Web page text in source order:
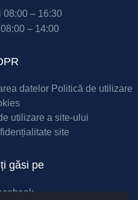
08:00 – 16:30
– 14:00
datelor Politică de utilizare
utilizare a site-ului
site
găsi pe